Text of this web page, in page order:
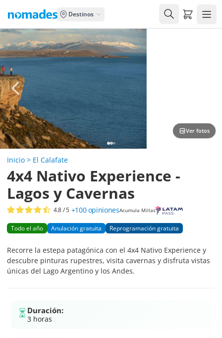
Destinos Carrito
Ver fotos
Inicio > El Calafate
4x4 Nativo Experience -
Lagos y Cavernas
4.8/ 5 +100 opinionesAcumula Millas
Todo el año Anulación gratuita Reprogramación gratuita
Recorre la estepa patagónica con el 4x4 Nativo Experience y
descubre pinturas rupestres, visita cavernas y disfruta vistas
únicas del Lago Argentino y los Andes.
Duración:
3 horas